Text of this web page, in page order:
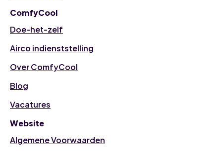
ComfyCool
Doe-het-zelf
Airco indienststelling
Over ComfyCool
Blog
Vacatures
Website
Algemene Voorwaarden